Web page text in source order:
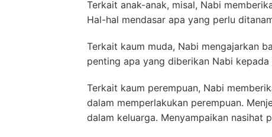
Terkait anak-anak, misal, Nabi
Hal-hal mendasar apa yang perlu
Terkait kaum muda, Nabi mengajarkan
penting apa yang diberikan Nabi
Terkait kaum perempuan, Nabi
dalam memperlakukan perempuan.
dalam keluarga. Menyampaikan nasihat